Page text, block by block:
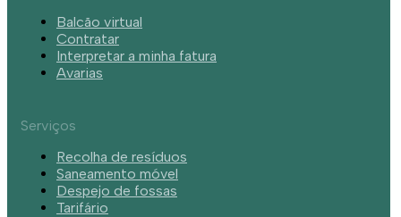
Balcão virtual
Contratar
Interpretar a minha fatura
Avarias
Serviços
Recolha de resíduos
Saneamento móvel
Despejo de fossas
Tarifário